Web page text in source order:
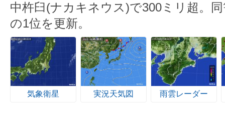
中杵臼(ナカキネウス)で300ミリ超。
の1位を更新。
気象衛星 実況天気図 雨雲レーダー